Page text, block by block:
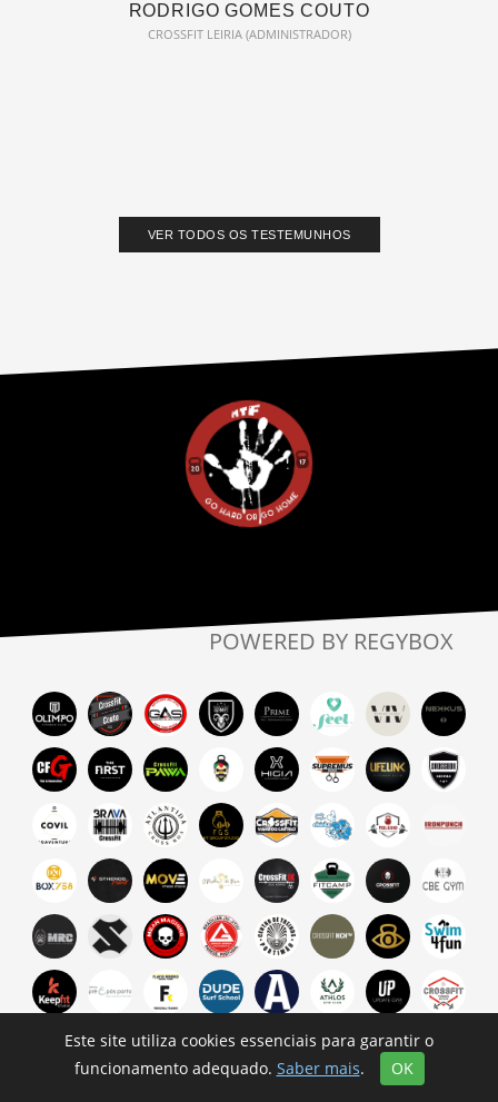
RODRIGO GOMES COUTO
CROSSFIT LEIRIA (ADMINISTRADOR)
VER TODOS OS TESTEMUNHOS
POWERED BY REGYBOX
Este site utiliza cookies essenciais para garantir o
funcionamento adequado. Saber mais. OK